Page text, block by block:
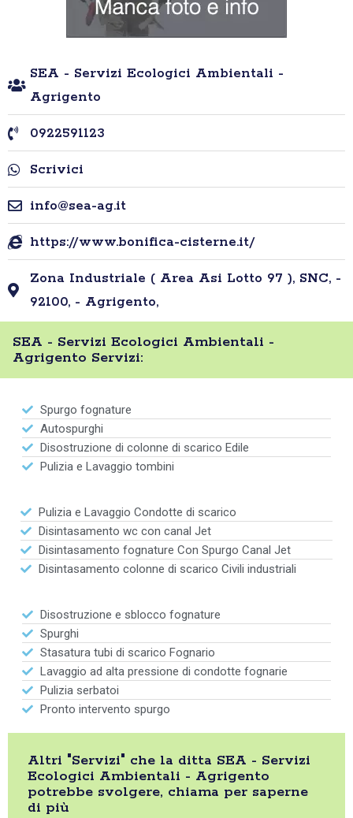
SEA - Servizi Ecologici Ambientali -
Agrigento
0922591123
Scrivici
info@sea-ag.it
https://www.bonifica-cisterne.it/
Zona Industriale ( Area Asi Lotto 97 ), SNC, -
92100, - Agrigento,
SEA - Servizi Ecologici Ambientali -
Agrigento Servizi:
Spurgo fognature
Autospurghi
Disostruzione di colonne di scarico Edile
Pulizia e Lavaggio tombini
Pulizia e Lavaggio Condotte di scarico
Disintasamento wc con canal Jet
Disintasamento fognature Con Spurgo Canal Jet
Disintasamento colonne di scarico Civili industriali
Disostruzione e sblocco fognature
Spurghi
Stasatura tubi di scarico Fognario
Lavaggio ad alta pressione di condotte fognarie
Pulizia serbatoi
Pronto intervento spurgo
Altri "Servizi" che la ditta SEA - Servizi
Ecologici Ambientali - Agrigento
potrebbe svolgere, chiama per saperne
di più